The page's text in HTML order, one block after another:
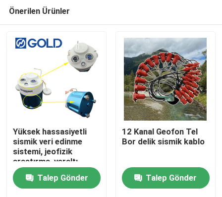
Ana sayfa
Önerilen Ürünler
Yüksek hassasiyetli
sismik veri edinme
sistemi, jeofizik
araştırma, yeraltı
suları araştırması ve
mühendislik sismograf
uygulamaları için nodal
Talep Gönder
12 Kanal Geofon Tel
Bor delik sismik kablo
Talep Gönder